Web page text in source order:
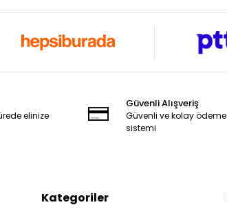
elinize
Güvenli Alışveriş
Güvenli ve kolay ödeme
sistemi
Kategoriler